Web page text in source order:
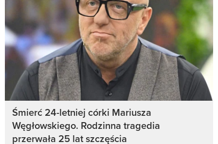
Śmierć 24-letniej córki Mariusza
Węgłowskiego. Rodzinna tragedia
przerwała 25 lat szczęścia